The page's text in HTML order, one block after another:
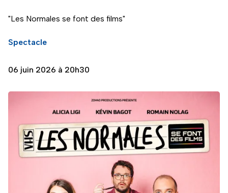
"Les Normales se font des films"
Spectacle
06 juin 2026 à 20h30